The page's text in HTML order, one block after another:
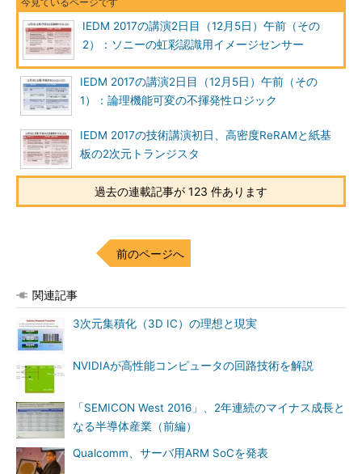
IEDM 2017の講演2日目（12月5日）午前（その
2）：ソニーの虹彩認識用イメージセンサー
IEDM 2017の講演2日目（12月5日）午前（その
1）：論理機能可変の不揮発性ロジック
IEDM 2017の技術講演初日、高密度ReRAMと紙基
板の2次元トランジスタ
過去の連載記事が 123 件あります
前のページへ
関連記事
3次元集積化（3D IC）の理想と現実
NVIDIAが高性能コンピュータの回路技術を解説
「SEMICON West 2016」、2年連続のマイナス成長と
なる半導体産業（前編）
Qualcomm、サーバ用ARM SoCを発表